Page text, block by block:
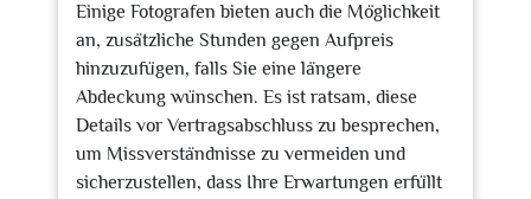
Einige Fotografen bieten auch die Möglichkeit
an, zusätzliche Stunden gegen Aufpreis
hinzuzufügen, falls Sie eine längere
Abdeckung wünschen. Es ist ratsam, diese
Details vor Vertragsabschluss zu besprechen,
um Missverständnisse zu vermeiden und
sicherzustellen, dass Ihre Erwartungen erfüllt